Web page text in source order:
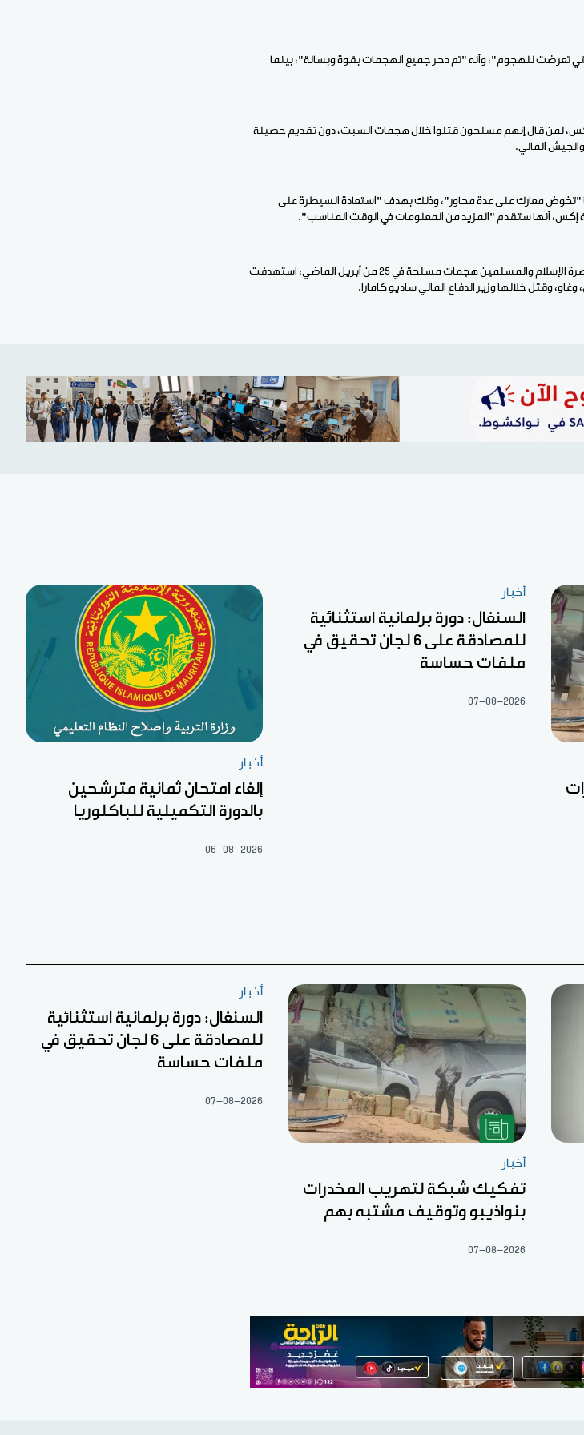
تعرضت للهجوم"، وأنه "تم دحر جميع الهجمات بقوة وبسالة"، بينما
لمن قال إنهم مسلحون قتلوا خلال هجمات السبت، دون تقديم حصيلة
المالي.
"تخوض معارك على عدة محاور"، وذلك بهدف "استعادة السيطرة على
أنها ستقدم "المزيد من المعلومات في الوقت المناسب".
وكانت جبهة تحرير أزواد قد شنت بالتنسيق مع جماعة نصرة الإسلام والمسلمين هجمات مسلحة في 25 من أبريل الماضي، استهدفت
وقتل خلالها وزير الدفاع المالي ساديو كامارا.
أخبار
السنغال: دورة برلمانية استثنائية
للمصادقة على 6 لجان تحقيق في
ملفات حساسة
07-08-2026
أخبار
إلغاء امتحان ثمانية مترشحين
بالدورة التكميلية للباكلوريا
06-08-2026
أخبار
تفكيك شبكة لتهريب المخدرات
بنواذيبو وتوقيف مشتبه بهم
07-08-2026
أخبار
السنغال: دورة برلمانية استثنائية
للمصادقة على 6 لجان تحقيق في
ملفات حساسة
07-08-2026